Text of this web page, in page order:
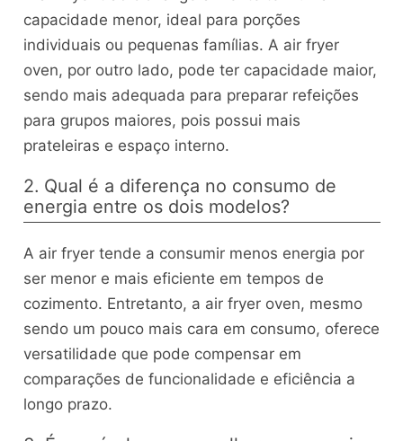
capacidade menor, ideal para porções
individuais ou pequenas famílias. A air fryer
oven, por outro lado, pode ter capacidade maior,
sendo mais adequada para preparar refeições
para grupos maiores, pois possui mais
prateleiras e espaço interno.
2. Qual é a diferença no consumo de
energia entre os dois modelos?
A air fryer tende a consumir menos energia por
ser menor e mais eficiente em tempos de
cozimento. Entretanto, a air fryer oven, mesmo
sendo um pouco mais cara em consumo, oferece
versatilidade que pode compensar em
comparações de funcionalidade e eficiência a
longo prazo.